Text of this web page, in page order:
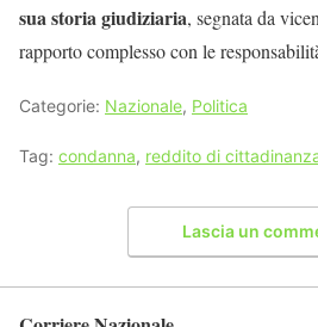
sua storia giudiziaria, segnata da
rapporto complesso con le
Categorie: Nazionale, Politica
Tag: condanna, reddito di
Lascia un